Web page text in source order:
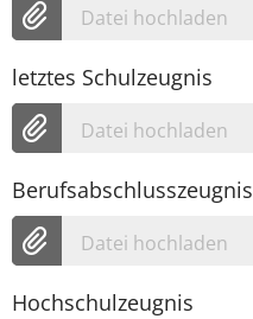
Datei hochladen
letztes Schulzeugnis
Datei hochladen
Berufsabschlusszeugnis
Datei hochladen
Hochschulzeugnis